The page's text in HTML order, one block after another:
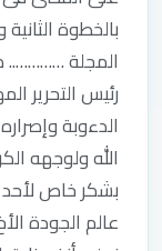
بالخطوة
المجلة …………..
رئيس التحرير
الدءوبة
الله ولوجهه
بشكر خاص
عالم الجودة